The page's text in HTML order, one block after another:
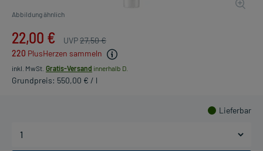
Abbildung ähnlich
22,00 € UVP27,50 €
220 PlusHerzen sammeln
inkl. MwSt. Gratis-Versand innerhalb D.
Grundpreis: 550,00 € / l
Lieferbar